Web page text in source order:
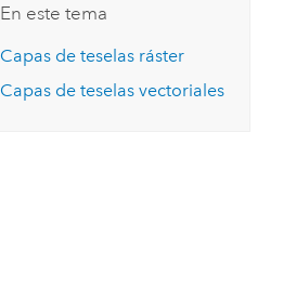
En este tema
Capas de teselas ráster
Capas de teselas vectoriales